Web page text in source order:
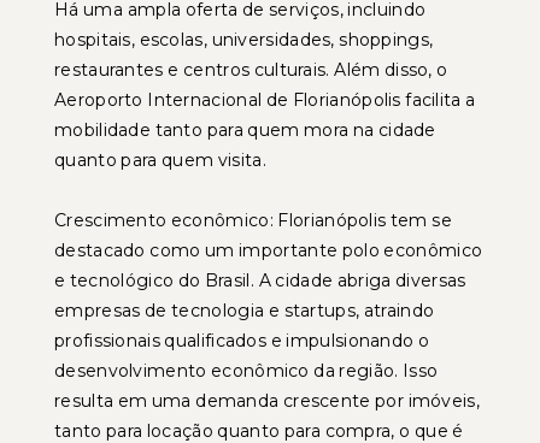
Há uma ampla oferta de serviços, incluindo
hospitais, escolas, universidades, shoppings,
restaurantes e centros culturais. Além disso, o
Aeroporto Internacional de Florianópolis facilita a
mobilidade tanto para quem mora na cidade
quanto para quem visita.
Crescimento econômico: Florianópolis tem se
destacado como um importante polo econômico
e tecnológico do Brasil. A cidade abriga diversas
empresas de tecnologia e startups, atraindo
profissionais qualificados e impulsionando o
desenvolvimento econômico da região. Isso
resulta em uma demanda crescente por imóveis,
tanto para locação quanto para compra, o que é